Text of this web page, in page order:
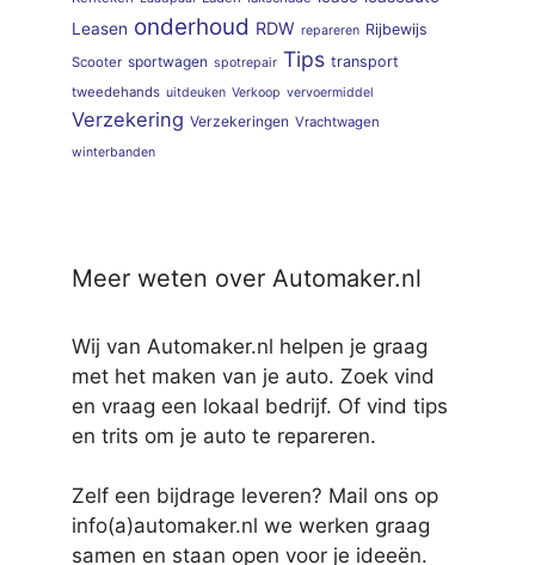
Leasen onderhoud RDW repareren Rijbewijs
Scooter sportwagen spotrepair Tips transport
tweedehands uitdeuken Verkoop vervoermiddel
Verzekering Verzekeringen Vrachtwagen
winterbanden
Meer weten over Automaker.nl
Wij van Automaker.nl helpen je graag
met het maken van je auto. Zoek vind
en vraag een lokaal bedrijf. Of vind tips
en trits om je auto te repareren.
Zelf een bijdrage leveren? Mail ons op
info(a)automaker.nl we werken graag
samen en staan open voor je ideeën.